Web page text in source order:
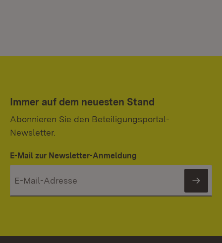
Immer auf dem neuesten Stand
Abonnieren Sie den Beteiligungsportal-
Newsletter.
E-Mail zur Newsletter-Anmeldung